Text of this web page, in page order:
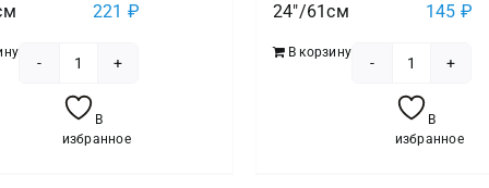
221 ₽
товара
Шар
В
избранное
24"/61см 145 ₽
В корзину
товара
Шар
В
избранное